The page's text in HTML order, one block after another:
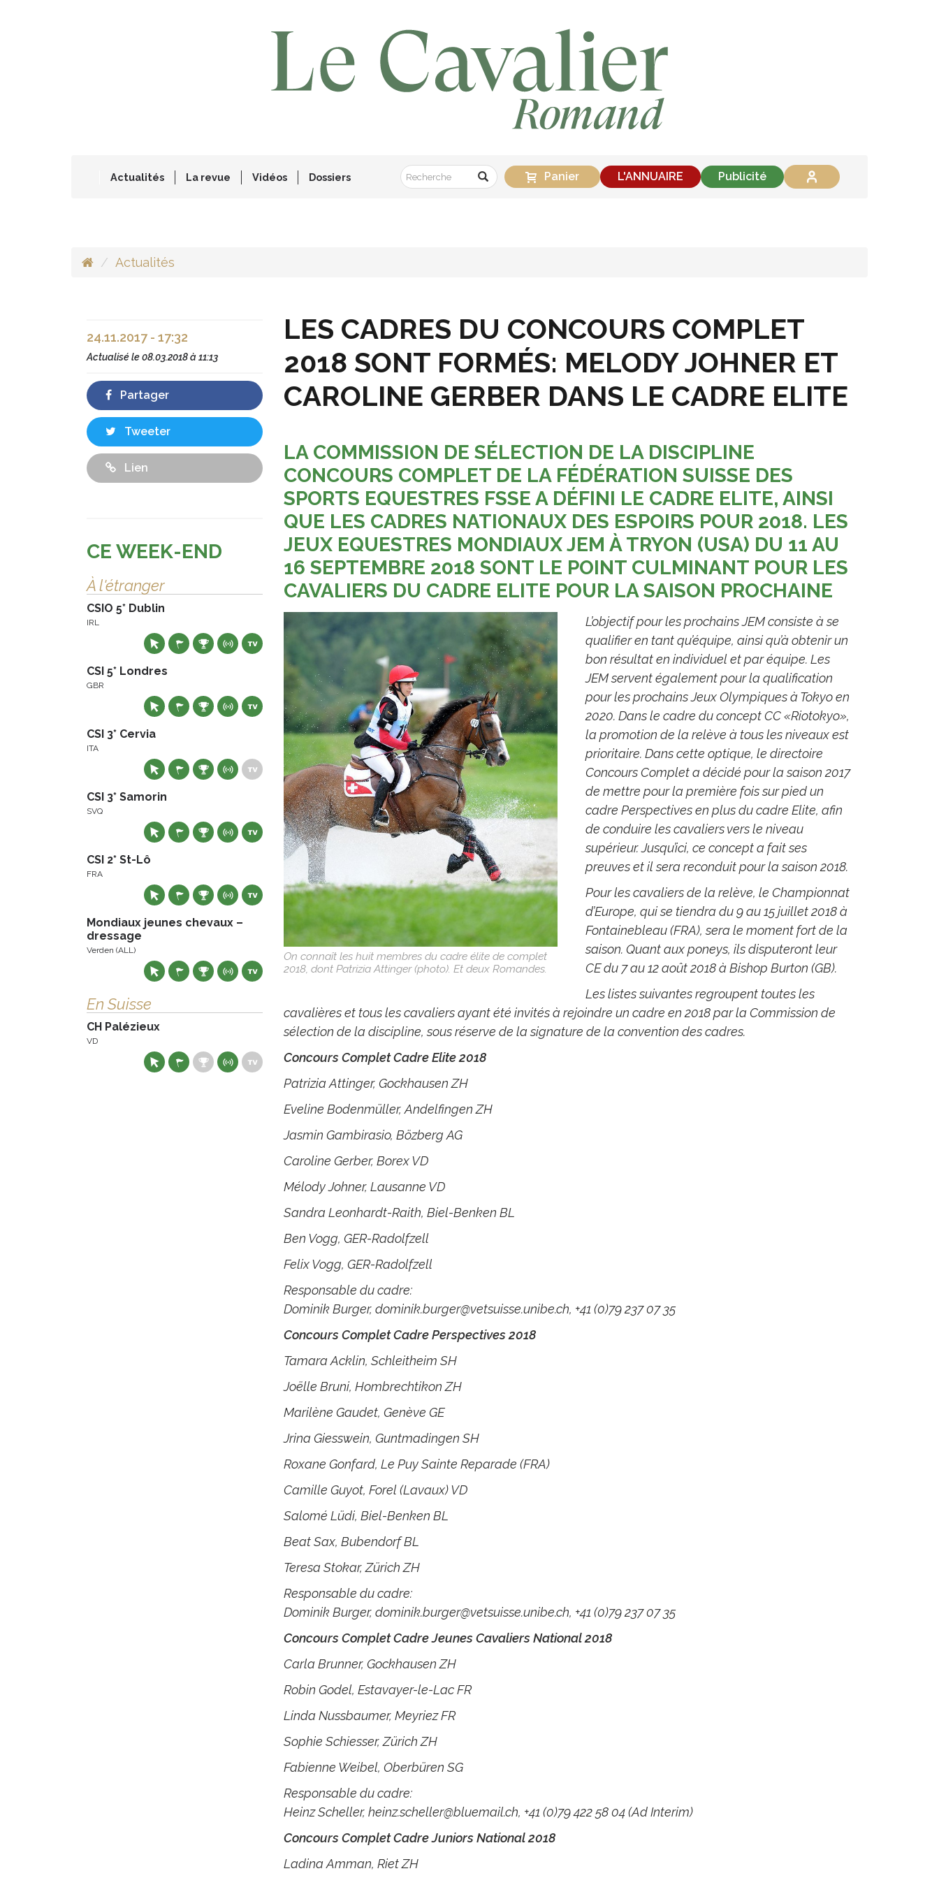
Actualités La revue Vidéos Dossiers Panier L'ANNUAIRE Publicité
Actualités
LES CADRES DU CONCOURS COMPLET
2018 SONT FORMÉS: MELODY JOHNER ET
CAROLINE GERBER DANS LE CADRE ELITE
LA COMMISSION DE SÉLECTION DE LA DISCIPLINE
CONCOURS COMPLET DE LA FÉDÉRATION SUISSE DES
SPORTS EQUESTRES FSSE A DÉFINI LE CADRE ELITE, AINSI
QUE LES CADRES NATIONAUX DES ESPOIRS POUR 2018. LES
JEUX EQUESTRES MONDIAUX JEM À TRYON (USA) DU 11 AU
16 SEPTEMBRE 2018 SONT LE POINT CULMINANT POUR LES
CAVALIERS DU CADRE ELITE POUR LA SAISON PROCHAINE
On connaît les huit membres du cadre élite de complet
2018, dont Patrizia Attinger (photo). Et deux Romandes.
L’objectif pour les prochains JEM consiste à se
qualifier en tant qu’équipe, ainsi qu’à obtenir un
bon résultat en individuel et par équipe. Les
JEM servent également pour la qualification
pour les prochains Jeux Olympiques à Tokyo en
2020. Dans le cadre du concept CC «Riotokyo»,
la promotion de la relève à tous les niveaux est
prioritaire. Dans cette optique, le directoire
Concours Complet a décidé pour la saison 2017
de mettre pour la première fois sur pied un
cadre Perspectives en plus du cadre Elite, afin
de conduire les cavaliers vers le niveau
supérieur. Jusqu’ici, ce concept a fait ses
preuves et il sera reconduit pour la saison 2018.
Pour les cavaliers de la relève, le Championnat
d’Europe, qui se tiendra du 9 au 15 juillet 2018 à
Fontainebleau (FRA), sera le moment fort de la
saison. Quant aux poneys, ils disputeront leur
CE du 7 au 12 août 2018 à Bishop Burton (GB).
Les listes suivantes regroupent toutes les
cavalières et tous les cavaliers ayant été invités à rejoindre un cadre en 2018 par la Commission de
sélection de la discipline, sous réserve de la signature de la convention des cadres.
Concours Complet Cadre Elite 2018
Patrizia Attinger, Gockhausen ZH
Eveline Bodenmüller, Andelfingen ZH
Jasmin Gambirasio, Bözberg AG
Caroline Gerber, Borex VD
Mélody Johner, Lausanne VD
Sandra Leonhardt-Raith, Biel-Benken BL
Ben Vogg, GER-Radolfzell
Felix Vogg, GER-Radolfzell
Responsable du cadre:
Dominik Burger, dominik.burger@vetsuisse.unibe.ch, +41 (0)79 237 07 35
Concours Complet Cadre Perspectives 2018
Tamara Acklin, Schleitheim SH
Joëlle Bruni, Hombrechtikon ZH
Marilène Gaudet, Genève GE
Jrina Giesswein, Guntmadingen SH
Roxane Gonfard, Le Puy Sainte Reparade (FRA)
Camille Guyot, Forel (Lavaux) VD
Salomé Lüdi, Biel-Benken BL
Beat Sax, Bubendorf BL
Teresa Stokar, Zürich ZH
Responsable du cadre:
Dominik Burger, dominik.burger@vetsuisse.unibe.ch, +41 (0)79 237 07 35
Concours Complet Cadre Jeunes Cavaliers National 2018
Carla Brunner, Gockhausen ZH
Robin Godel, Estavayer-le-Lac FR
Linda Nussbaumer, Meyriez FR
Sophie Schiesser, Zürich ZH
Fabienne Weibel, Oberbüren SG
Responsable du cadre:
Heinz Scheller, heinz.scheller@bluemail.ch, +41 (0)79 422 58 04 (Ad Interim)
Concours Complet Cadre Juniors National 2018
Ladina Amman, Riet ZH
24.11.2017 - 17:32
Actualisé le08.03.2018 à 11:13
Partager
Tweeter
Lien
CE WEEK-END
À l'étranger
CSIO 5* Dublin
IRL
CSI 5* Londres
GBR
CSI 3* Cervia
ITA
CSI 3* Samorin
SVQ
CSI 2* St-Lô
FRA
Mondiaux jeunes chevaux –
dressage
Verden (ALL)
En Suisse
CH Palézieux
VD